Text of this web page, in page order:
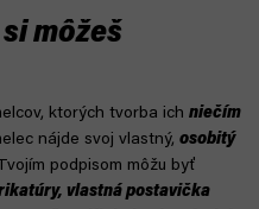
môžeš
ktorých tvorba ich niečím
nájde svoj vlastný, osobitý
podpisom môžu byť
vlastná postavička